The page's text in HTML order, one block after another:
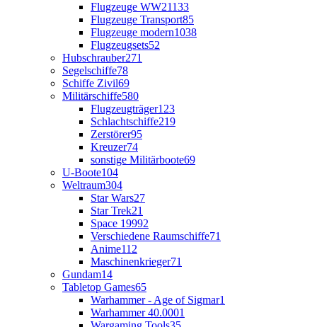
Flugzeuge WW21133
Flugzeuge Transport85
Flugzeuge modern1038
Flugzeugsets52
Hubschrauber271
Segelschiffe78
Schiffe Zivil69
Militärschiffe580
Flugzeugträger123
Schlachtschiffe219
Zerstörer95
Kreuzer74
sonstige Militärboote69
U-Boote104
Weltraum304
Star Wars27
Star Trek21
Space 19992
Verschiedene Raumschiffe71
Anime112
Maschinenkrieger71
Gundam14
Tabletop Games65
Warhammer - Age of Sigmar1
Warhammer 40.0001